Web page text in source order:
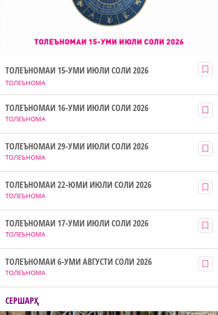
ТОЛЕЪНОМА
ТОЛЕЪНОМАИ 15-УМИ ИЮЛИ СОЛИ 2026
ТОЛЕЪНОМА
ТОЛЕЪНОМАИ 16-УМИ ИЮЛИ СОЛИ 2026
ТОЛЕЪНОМА
ТОЛЕЪНОМАИ 29-УМИ ИЮЛИ СОЛИ 2026
ТОЛЕЪНОМА
ТОЛЕЪНОМАИ 22-ЮМИ ИЮЛИ СОЛИ 2026
ТОЛЕЪНОМА
ТОЛЕЪНОМАИ 17-УМИ ИЮЛИ СОЛИ 2026
ТОЛЕЪНОМА
ТОЛЕЪНОМАИ 6-УМИ АВГУСТИ СОЛИ 2026
СЕРШАРҲ